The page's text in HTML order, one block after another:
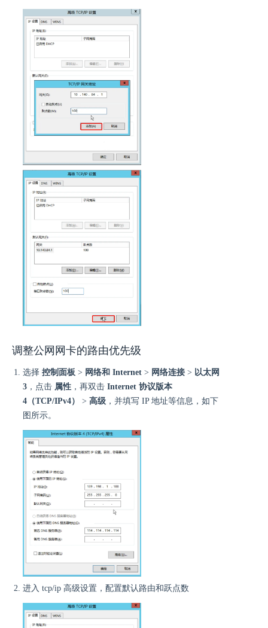
调整公网网卡的路由优先级
选择 控制面板 > 网络和 Internet > 网络连接 > 以太网
3 ，点击 属性 ，再双击 Internet 协议版本
4（TCP/IPv4）
> 高级 ，并填写 IP 地址等信息，如下
图所示。
进入 tcp/ip 高级设置，配置默认路由和跃点数